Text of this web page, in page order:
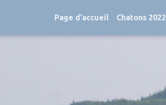
Page d'accueil Chatons 2022